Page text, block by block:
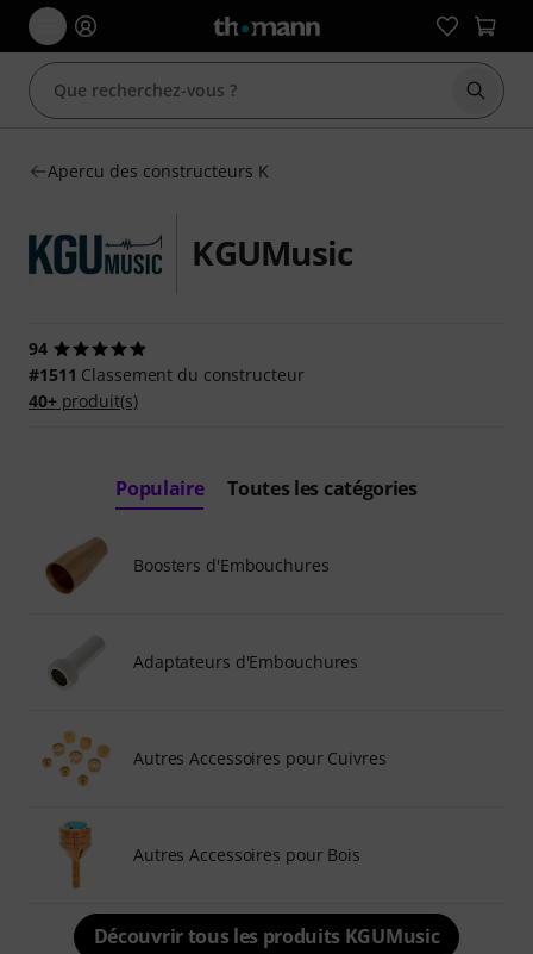
Apercu des constructeurs K
KGUMusic
94
#1511 Classement du constructeur
40+produit(s)
Populaire Toutes les catégories
Boosters d'Embouchures
Adaptateurs d'Embouchures
Autres Accessoires pour Cuivres
Autres Accessoires pour Bois
Découvrir tous les produits KGUMusic